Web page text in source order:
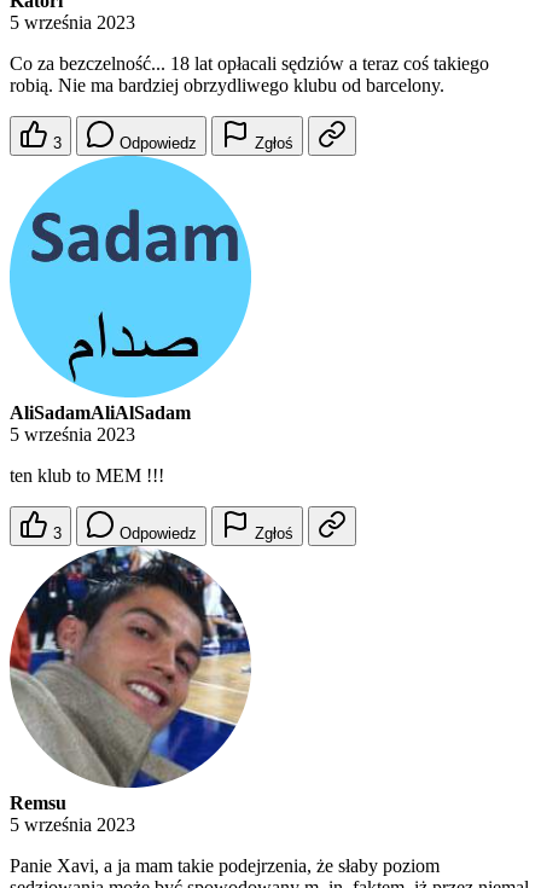
5 września 2023
Co za bezczelność... 18 lat opłacali sędziów a teraz coś takiego
robią. Nie ma bardziej obrzydliwego klubu od barcelony.
3 Odpowiedz Zgłoś
AliSadamAliAlSadam
5 września 2023
ten klub to MEM !!!
3 Odpowiedz Zgłoś
Remsu
5 września 2023
Panie Xavi, a ja mam takie podejrzenia, że słaby poziom